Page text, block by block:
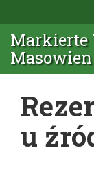
Markierte
Masowien
u